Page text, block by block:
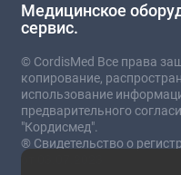
Медицинское
сервис.
© CordisMed Все права
копирование,
использование
предварительного
"Кордисмед".
® Свидетельство о
от 03.07.2023